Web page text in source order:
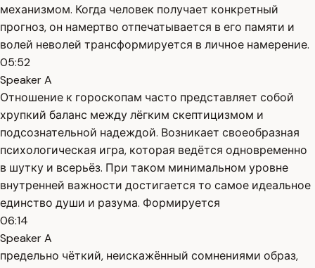
механизмом. Когда человек получает конкретный
прогноз, он намертво отпечатывается в его памяти и
волей неволей трансформируется в личное намерение.
05:52
Speaker A
Отношение к гороскопам часто представляет собой
хрупкий баланс между лёгким скептицизмом и
подсознательной надеждой. Возникает своеобразная
психологическая игра, которая ведётся одновременно
в шутку и всерьёз. При таком минимальном уровне
внутренней важности достигается то самое идеальное
единство души и разума. Формируется
06:14
Speaker A
предельно чёткий, неискажённый сомнениями образ,